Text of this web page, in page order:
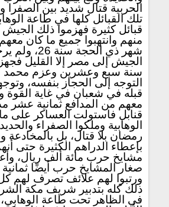
الحربية قتال شديد بين الصفرا
تلك القبائل كلها في طاعة
قبائل كثيرة فهزموا ذلك الجيش
منهم وانتهبوا جميع ما كان
شهر ذي الحجة
الجيش إلى مصر إلا القليل
سنة سبع وعشرين وعزم محمد
التوجه إلى الحجاز بنفسه،
قبله في شعبان في غاية القوة
معهم من المدافع ثمانية عشر
قنابل فاستولت العساكر على
الوهابية وملكوا الصفراء
رمضان بلا قتال، بل بالمخادعة
بإعطاء الدراهم الكثيرة حتى
مشايخ حرب مائة ألف ريال،
صغار المشايخ حرب أيضًا
ورتبوا لهم علائف تصرف لهم
ذلك كله بتدبير شريف مكة
في الظاهر تحت طاعة الوهابي،